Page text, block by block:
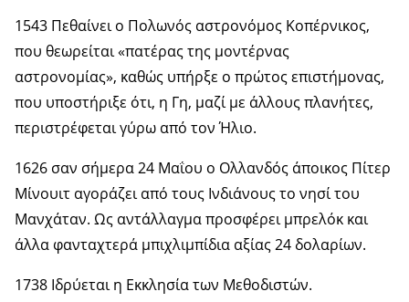
1543 Πεθαίνει ο Πολωνός αστρονόμος Κοπέρνικος,
που θεωρείται «πατέρας της μοντέρνας
αστρονομίας», καθώς υπήρξε ο πρώτος επιστήμονας,
που υποστήριξε ότι, η Γη, μαζί με άλλους πλανήτες,
περιστρέφεται γύρω από τον Ήλιο.
1626 σαν σήμερα 24 Μαΐου ο Ολλανδός άποικος Πίτερ
Μίνουιτ αγοράζει από τους Ινδιάνους το νησί του
Μανχάταν. Ως αντάλλαγμα προσφέρει μπρελόκ και
άλλα φανταχτερά μπιχλιμπίδια αξίας 24 δολαρίων.
1738 Ιδρύεται η Εκκλησία των Μεθοδιστών.